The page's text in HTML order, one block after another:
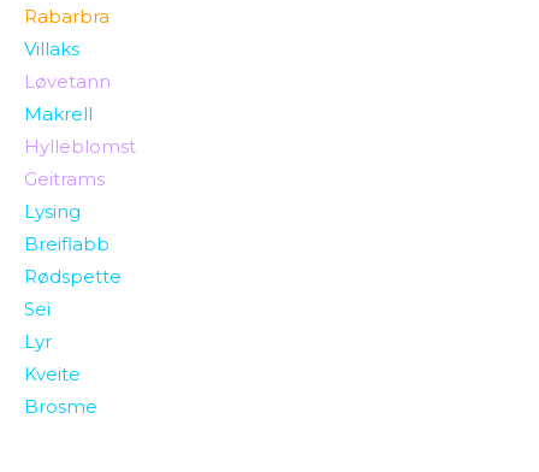
Rabarbra
Villaks
Løvetann
Makrell
Hylleblomst
Geitrams
Lysing
Breiflabb
Rødspette
Sei
Lyr
Kveite
Brosme